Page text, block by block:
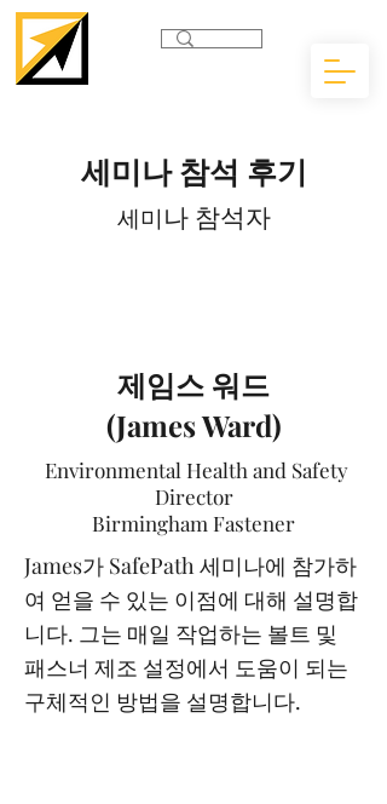
세미​나 참석 후기
세미​나 참석자
제임스 워드
(James Ward)
Environmental Health and Safety
Director
Birmingham Fastener
James가 SafePath 세미나에 참가하
여 얻을 수 있는 이점에 대해 설명합
니다. 그는 매일 작업하는 볼트 및
패스너 제조 설정에서 도움이 되는
구체적인 방법을 설명합니다.